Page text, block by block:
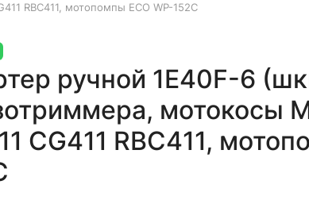
RBC411, мотопомпы ECO WP-152C
ручной 1E40F-6
мотокосы
CG411 RBC411,